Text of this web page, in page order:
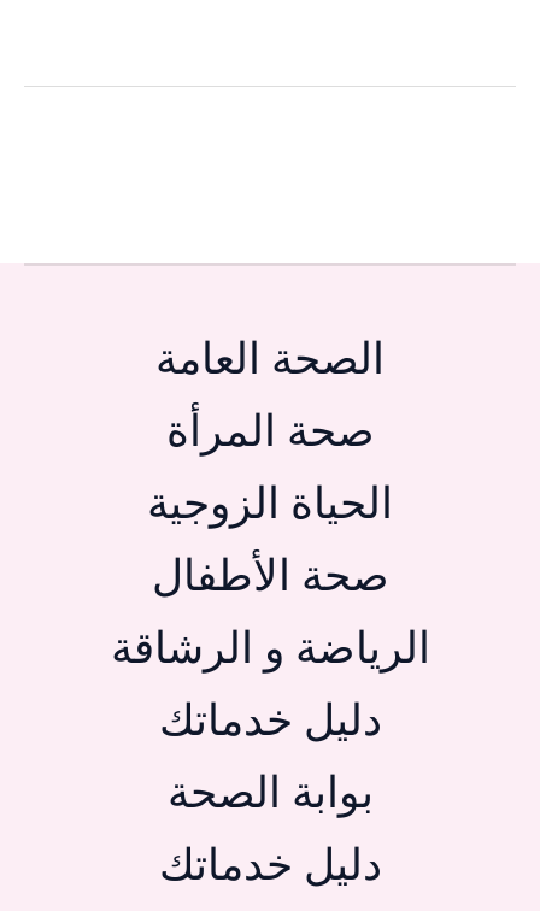
الصحة العامة
صحة المرأة
الحياة الزوجية
صحة الأطفال
الرياضة و الرشاقة
دليل خدماتك
بوابة الصحة
دليل خدماتك